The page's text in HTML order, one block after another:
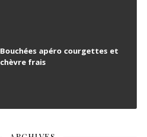
Bouchées apéro courgettes et
chèvre frais